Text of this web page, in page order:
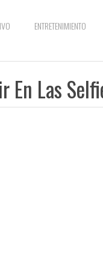
ENTRETENIMIENTO
En Las